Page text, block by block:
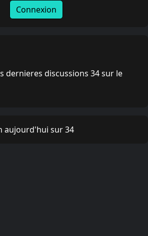
Connexion
dernieres discussions 34 sur le
aujourd'hui sur 34